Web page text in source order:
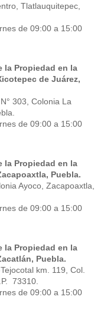
Tlatlauquitepec,
de 09:00 a 15:00
la Propiedad en la
de Juárez,
303, Colonia La
de 09:00 a 15:00
la Propiedad en la
Puebla.
Ayoco, Zacapoaxtla,
de 09:00 a 15:00
la Propiedad en la
Puebla.
km. 119, Col.
73310.
de 09:00 a 15:00